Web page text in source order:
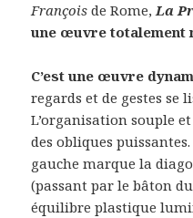
Françoisde Rome,La
une œuvre totalement
C’est une œuvre
regards et de gestes se
L’organisation souple
des obliques
gauche marque la
(passant par le bâton
équilibre plastique